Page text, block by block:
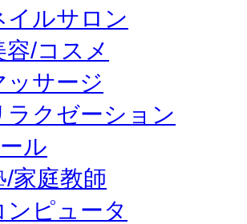
イルサロン
容/コスメ
ッサージ
ラクゼーション
ル
/家庭教師
ンピュータ